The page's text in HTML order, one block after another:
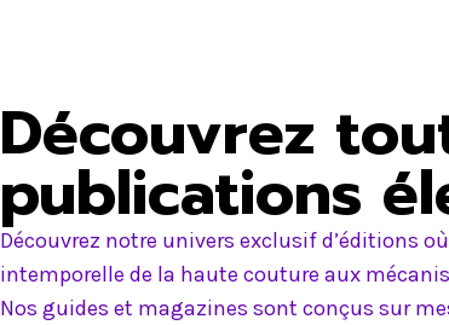
Découvrez
publications
Découvrez notre univers exclusif d’éditions
intemporelle de la haute couture aux
Nos guides et magazines sont conçus sur